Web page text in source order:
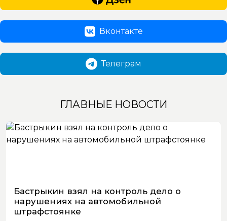
Вконтакте
Телеграм
ГЛАВНЫЕ НОВОСТИ
Бастрыкин взял на контроль дело о
нарушениях на автомобильной
штрафстоянке